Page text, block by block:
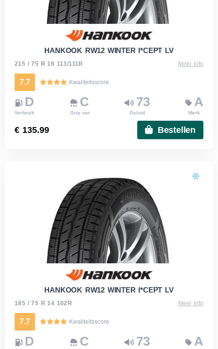
HANKOOK RW12 WINTER I*CEPT LV
215 / 75 R 16 113/111R Meer info
7.7 Kwaliteitsscore
D
Verbruik
C
Grip nat
73
Geluid
A
Merk
€ 135.99 Bestellen
HANKOOK RW12 WINTER I*CEPT LV
185 / 75 R 14 102R Meer info
7.7 Kwaliteitsscore
D C 73 A